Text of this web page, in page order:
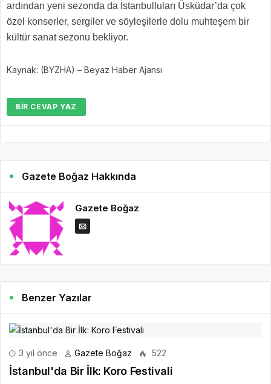
ardından yeni sezonda da İstanbulluları Üsküdar’da çok
özel konserler, sergiler ve söyleşilerle dolu muhteşem bir
kültür sanat sezonu bekliyor.
Kaynak: (BYZHA) – Beyaz Haber Ajansı
BIR CEVAP YAZ
Gazete Boğaz Hakkında
Gazete Boğaz
Benzer Yazılar
3 yıl önce Gazete Boğaz 522
İstanbul'da Bir İlk: Koro Festivali